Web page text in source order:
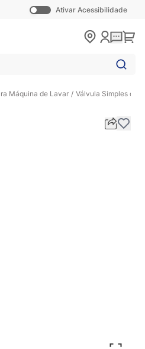
Ativar Acessibilidade
Máquina de Lavar / Válvula Simples